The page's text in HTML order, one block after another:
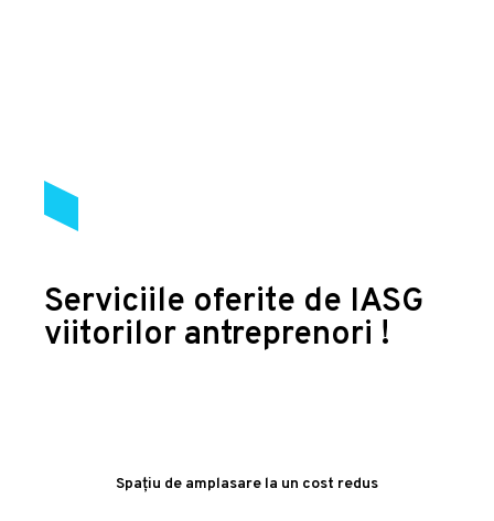
Serviciile oferite de IASG
viitorilor antreprenori !
Spațiu de amplasare la un cost redus